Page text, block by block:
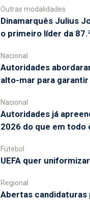
Outras modalidades
Dinamarquês Julius
o primeiro líder da
Nacional
Autoridades
alto-mar para
Nacional
Autoridades já
2026 do que em todo
Futebol
UEFA quer
Regional
Abertas candidaturas